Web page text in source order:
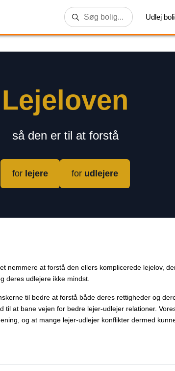
Udlej
Lejeloven
så den er til at forstå
for lejere for udlejere
nemmere at forstå den ellers komplicerede lejelov,
deres udlejere ikke mindst.
til bedre at forstå både deres rettigheder og
at bane vejen for bedre lejer-udlejer relationer.
og at mange lejer-udlejer konflikter dermed